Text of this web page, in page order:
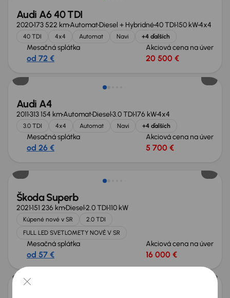
Audi A6 40 TDI
2020173 522 kmAutomatDiesel + Hybridné40 TDI150 kW4x4
40 TDI 4x4 Automat Navi +4 ďalších
Mesačná splátka
od 72 €
Akciová cena na úver
20 500 €
Audi A4
2011313 154 kmAutomatDiesel3.0 TDI176 kW4x4
3.0 TDI 4x4 Automat Navi +4 ďalších
Mesačná splátka
od 26 €
Akciová cena na úver
5 700 €
Škoda Superb
2021151 236 kmDiesel2.0 TDI110 kW
Kúpené nové v SR
2.0 TDI
FULL LED SVETLOMETY NOVÉ V SR
Mesačná splátka
od 57 €
Akciová cena na úver
16 000 €